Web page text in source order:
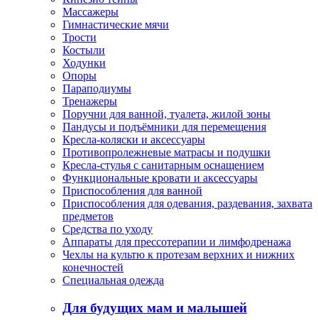
Массажеры
Гимнастические мячи
Трости
Костыли
Ходунки
Опоры
Параподиумы
Тренажеры
Поручни для ванной, туалета, жилой зоны
Пандусы и подъёмники для перемещения
Кресла-коляски и аксессуары
Противопролежневые матрасы и подушки
Кресла-стулья с санитарным оснащением
Функциональные кровати и аксессуары
Приспособления для ванной
Приспособления для одевания, раздевания, захвата
предметов
Средства по уходу
Аппараты для прессотерапии и лимфодренажа
Чехлы на культю к протезам верхних и нижних
конечностей
Специальная одежда
Для будущих мам и малышей